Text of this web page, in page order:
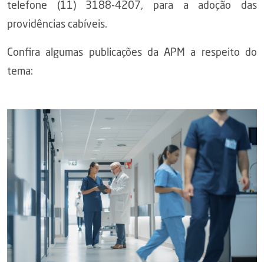
telefone (11) 3188-4207, para a adoção das
providências cabíveis.
Confira algumas publicações da APM a respeito do
tema: